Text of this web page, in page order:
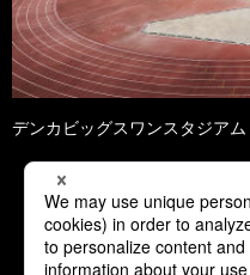
デンカビッグスワンスタジアム
1 2 3